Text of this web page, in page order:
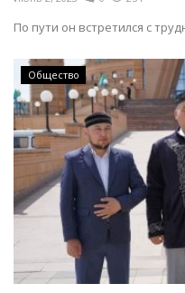
По пути он встретился с
Общество